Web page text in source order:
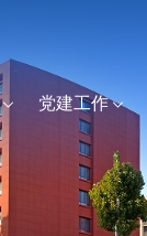
党建工作